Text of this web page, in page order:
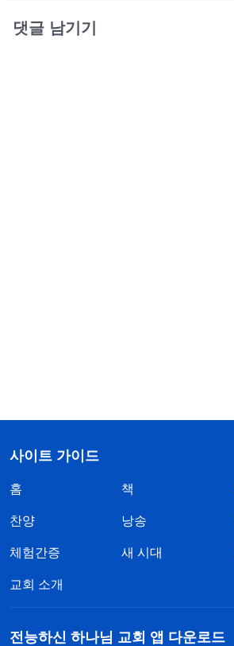
댓글 남기기
사이트 가이드
홈 책
찬양 낭송
체험간증 새 시대
교회 소개
전능하신 하나님 교회 앱 다운로드